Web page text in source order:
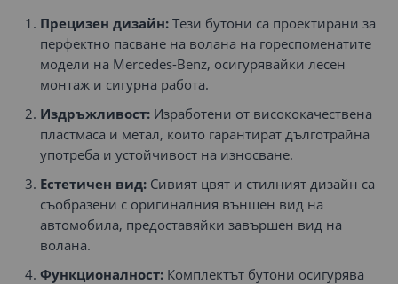
Прецизен дизайн: Тези бутони са проектирани за
перфектно пасване на волана на гореспоменатите
модели на Mercedes-Benz, осигурявайки лесен
монтаж и сигурна работа.
Издръжливост: Изработени от висококачествена
пластмаса и метал, които гарантират дълготрайна
употреба и устойчивост на износване.
Естетичен вид: Сивият цвят и стилният дизайн са
съобразени с оригиналния външен вид на
автомобила, предоставяйки завършен вид на
волана.
Функционалност: Комплектът бутони осигурява